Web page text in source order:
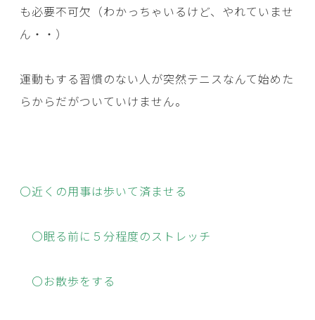
も必要不可欠（わかっちゃいるけど、やれていませ
ん・・）
運動もする習慣のない人が突然テニスなんて始めた
らからだがついていけません。
〇近くの用事は歩いて済ませる
〇眠る前に５分程度のストレッチ
〇お散歩をする